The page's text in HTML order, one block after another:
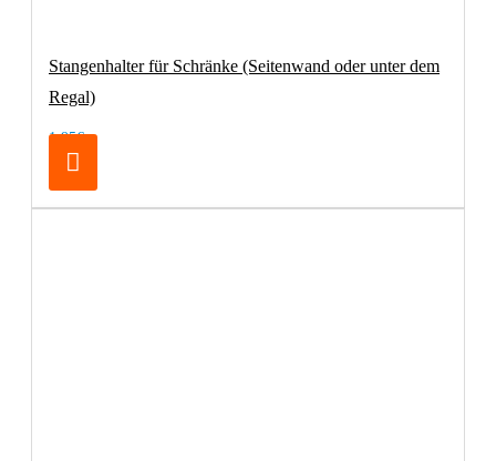
Stangenhalter für Schränke (Seitenwand oder unter dem
Regal)
1,95€